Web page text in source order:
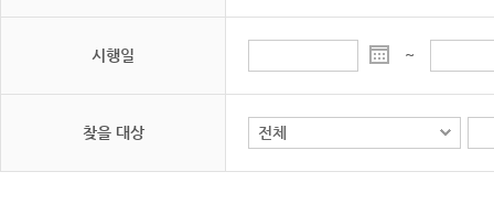
시행일 ~
찾을 대상